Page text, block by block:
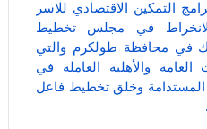
التمكين الاقتصادي للاسر
الانخراط في مجلس تخطيط
في محافظة طولكرم والتي
والأهلية العاملة في
المستدامة وخلق تخطيط فاعل